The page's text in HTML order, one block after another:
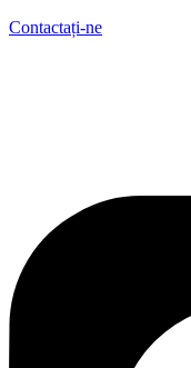
Contactați-ne